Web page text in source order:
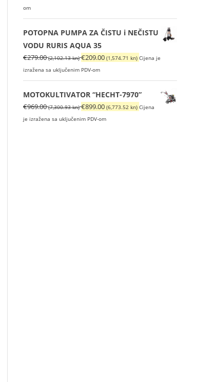
om
POTOPNA PUMPA ZA ČISTU i NEČISTU
VODU RURIS AQUA 35
€279.00 (2,102.13 kn)Izvorna
cijena
bila
je:
€279.00
(2,102.13
€209.00 (1,574.71 kn) Trenutna
je:
€209.00
(1,574.71
Cijena je
izražena sa uključenim PDV-om
MOTOKULTIVATOR “HECHT-7970”
€969.00 (7,300.93 kn)Izvorna
cijena
€899.00 (6,773.52 kn) Trenutna
Cijena
je izražena sa uključenim PDV-om